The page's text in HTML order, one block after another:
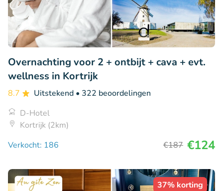
Overnachting voor 2 + ontbijt + cava + evt.
wellness in Kortrijk
8.7 Uitstekend • 322 beoordelingen
D-Hotel
Kortrijk (2km)
Verkocht: 186
€187 €124
37% korting